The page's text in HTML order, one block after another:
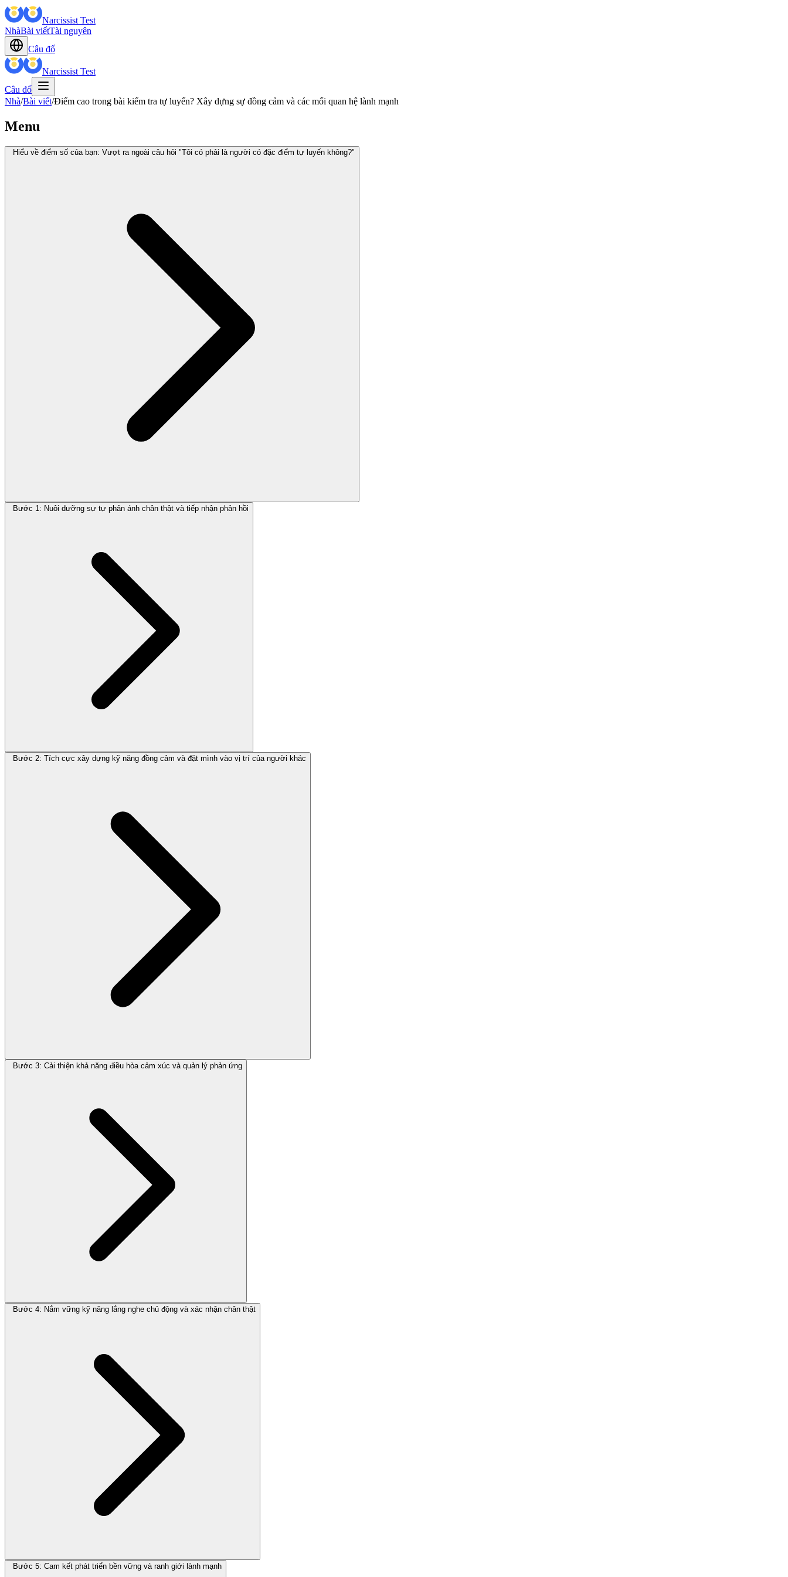
Narcissist Test
NhàBài viếtTài nguyên
Câu đố
Narcissist Test
Câu đố
Nhà/Bài viết/Điểm cao trong bài kiểm tra tự luyến? Xây dựng sự đồng cảm và các mối quan hệ lành mạnh
Menu
Hiểu về điểm số của bạn: Vượt ra ngoài câu hỏi "Tôi có phải là người có đặc điểm tự luyến không?"
Bước 1: Nuôi dưỡng sự tự phản ánh chân thật và tiếp nhận phản hồi
Bước 2: Tích cực xây dựng kỹ năng đồng cảm và đặt mình vào vị trí của người khác
Bước 3: Cải thiện khả năng điều hòa cảm xúc và quản lý phản ứng
Bước 4: Nắm vững kỹ năng lắng nghe chủ động và xác nhận chân thật
Bước 5: Cam kết phát triển bền vững và ranh giới lành mạnh